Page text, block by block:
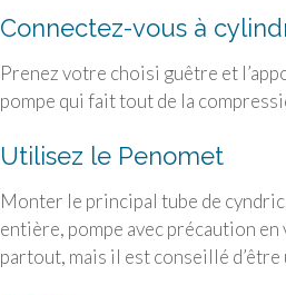
Connectez-vous à
Prenez votre choisi guêtre et
pompe qui fait tout de la
Utilisez le Penomet
Monter le principal tube de
entière, pompe avec précaution
partout, mais il est conseillé